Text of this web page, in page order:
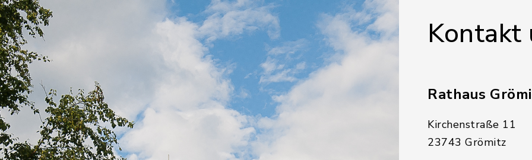
Kontakt
Rathaus
Kirchenstraße 11
23743 Grömitz